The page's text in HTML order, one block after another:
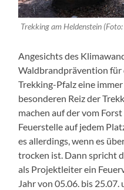
Trekking am Heldenstein
Angesichts des
Waldbrandprävention für
Trekking-Pfalz eine
besonderen Reiz der
machen auf der vom
Feuerstelle auf jedem
es allerdings, wenn es
trocken ist. Dann spricht
als Projektleiter ein
Jahr von 05.06. bis